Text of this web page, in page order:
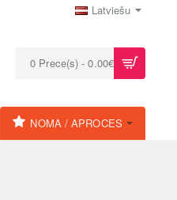
Latviešu
0 Prece(s) - 0.00€
NOMA / APROCES